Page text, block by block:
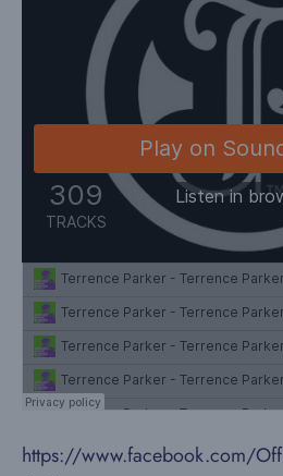
https://www.facebook.com/